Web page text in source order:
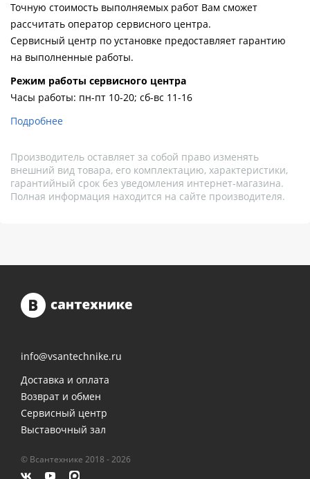
Точную стоимость выполняемых работ Вам сможет
рассчитать оператор сервисного центра.
Сервисный центр по установке предоставляет гарантию
на выполненные работы.
Pежим работы сервисного центра
Часы работы: пн-пт 10-20; сб-вс 11-16
Подробнее
Производитель оставляет за собой право изменять
внешний вид товара, его комплектацию, характеристики,
гарантийный срок без уведомления интернет-магазина.
Полная информация находится на сайте производителя.
info@vsantechnike.ru
Доставка и оплата
Возврат и обмен
Сервисный центр
Выставочный зал
© Всантехнике 2018 - 2026